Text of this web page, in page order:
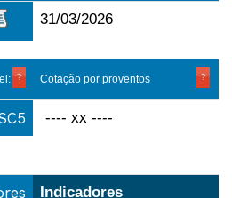
31/03/2026
Cotação por proventos
---- xx ----
Indicadores